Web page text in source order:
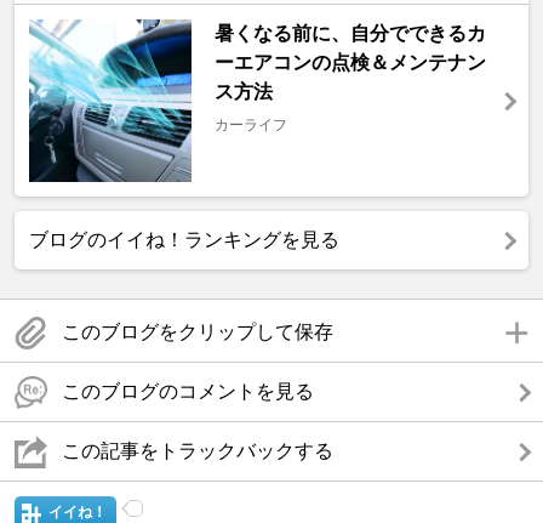
暑くなる前に、自分でできるカ
ーエアコンの点検＆メンテナン
ス方法
カーライフ
ブログのイイね！ランキングを見る
このブログをクリップして保存
このブログのコメントを見る
この記事をトラックバックする
イイね！